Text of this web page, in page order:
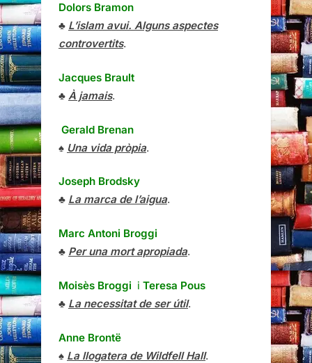
Dolors Bramon
♣ L’islam avui. Alguns aspectes
controvertits.
Jacques Brault
♣ À jamais.
Gerald Brenan
♠ Una vida pròpia.
Joseph Brodsky
♣ La marca de l’aigua.
Marc Antoni Broggi
♣ Per una mort apropiada.
Moisès Broggi i Teresa Pous
♣ La necessitat de ser útil.
Anne Brontë
♠ La llogatera de Wildfell Hall.